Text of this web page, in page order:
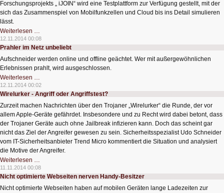
Forschungsprojekts „ iJOIN“ wird eine Testplattform zur Verfügung gestellt, mit der
sich das Zusammenspiel von Mobilfunkzellen und Cloud bis ins Detail simulieren
lässt.
Weiterlesen …
zur
Erforschung
von
Computing
im
Mobilfunk
12.11.2014 00:08
Prahler im Netz unbeliebt
Aufschneider werden online und offline geächtet. Wer mit außergewöhnlichen
Erlebnissen prahlt, wird ausgeschlossen.
Weiterlesen …
im
Netz
unbeliebt
12.11.2014 00:02
Wirelurker - Angriff oder Angriffstest?
Zurzeit machen Nachrichten über den Trojaner „Wirelurker“ die Runde, der vor
allem Apple-Geräte gefährdet. Insbesondere und zu Recht wird dabei betont, dass
der Trojaner Geräte auch ohne Jailbreak infizieren kann. Doch das scheint gar
nicht das Ziel der Angreifer gewesen zu sein. Sicherheitsspezialist Udo Schneider
vom IT-Sicherheitsanbieter Trend Micro kommentiert die Situation und analysiert
die Motive der Angreifer.
Weiterlesen …
-
Angriff
oder
11.11.2014 00:08
Nicht optimierte Webseiten nerven Handy-Besitzer
Nicht optimierte Webseiten haben auf mobilen Geräten lange Ladezeiten zur